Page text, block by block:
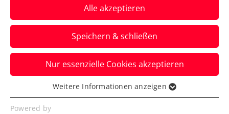
News filtern
Alle akzeptieren
Speichern & schließen
Nur essenzielle Cookies akzeptieren
Essenziell
Essenzielle Cookies werden für grundlegende
Weitere Informationen anzeigen
Powered by